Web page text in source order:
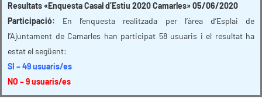
Resultats «Enquesta Casal d’Estiu 2020 Camarles» 05/06/2020
Participació: En l’enquesta realitzada per l’àrea d’Esplai de
l’Ajuntament de Camarles han participat 58 usuaris i el resultat ha
estat el següent:
SI – 49 usuaris/es
NO – 9 usuaris/es